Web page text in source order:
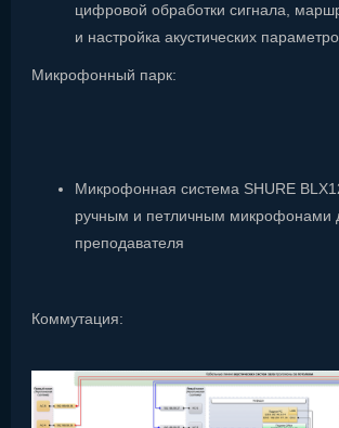
цифровой обработки сигнала,
и настройка акустических
Микрофонный парк:
Микрофонная система SHURE
ручным и петличным микрофонами
преподавателя
Коммутация: